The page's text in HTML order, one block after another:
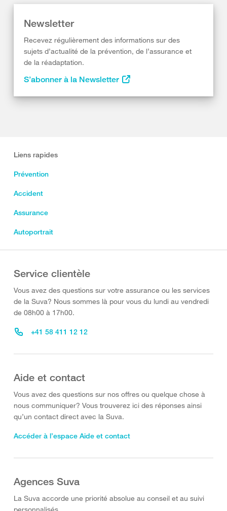
Newsletter
Recevez régulièrement des informations sur des
sujets d’actualité de la prévention, de l’assurance et
de la réadaptation.
S’abonner à la Newsletter
Liens rapides
Prévention
Accident
Assurance
Autoportrait
Service clientèle
Vous avez des questions sur votre assurance ou les services
de la Suva? Nous sommes là pour vous du lundi au vendredi
de 08h00 à 17h00.
+41 58 411 12 12
Aide et contact
Vous avez des questions sur nos offres ou quelque chose à
nous communiquer? Vous trouverez ici des réponses ainsi
qu’un contact direct avec la Suva.
Accéder à l’espace Aide et contact
Agences Suva
La Suva accorde une priorité absolue au conseil et au suivi